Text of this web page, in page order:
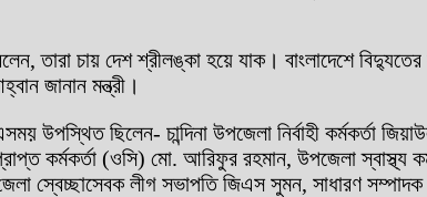
তারা চায় দেশ শ্রীলঙ্কা হয়ে যাক। বাংলাদেশে
জানান মন্ত্রী।
ছিলেন- চান্দিনা উপজেলা নির্বাহী কর্মকর্তা
কর্মকর্তা (ওসি) মো. আরিফুর রহমান, উপজেলা স্বাস্থ্য
স্বেচ্ছাসেবক লীগ সভাপতি জিএস সুমন, সাধারণ